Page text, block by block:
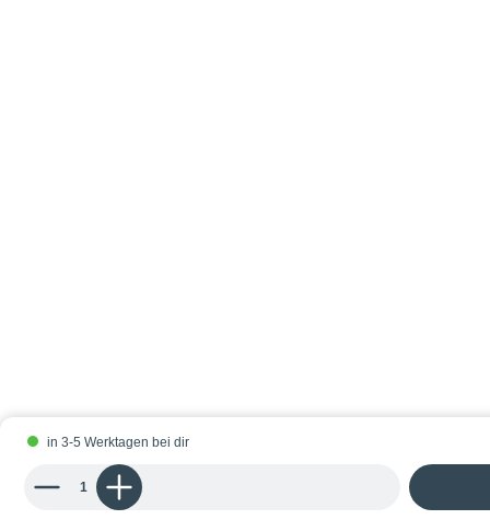
Produkt Anzahl: Gib den gewünschten Wert ein oder benutze die
in 3-5 Werktagen bei dir